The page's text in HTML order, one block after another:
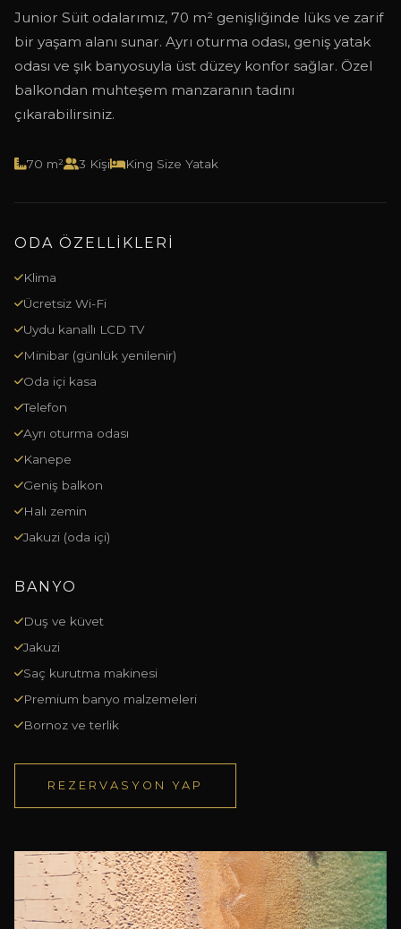
JUNIOR SÜIT
Junior Süit odalarımız, 70 m² genişliğinde lüks ve zarif
bir yaşam alanı sunar. Ayrı oturma odası, geniş yatak
odası ve şık banyosuyla üst düzey konfor sağlar. Özel
balkondan muhteşem manzaranın tadını
çıkarabilirsiniz.
70 m² 3 Kişi King Size Yatak
ODA ÖZELLIKLERI
Klima
Ücretsiz Wi-Fi
Uydu kanallı LCD TV
Minibar (günlük yenilenir)
Oda içi kasa
Telefon
Ayrı oturma odası
Kanepe
Geniş balkon
Halı zemin
Jakuzi (oda içi)
BANYO
Duş ve küvet
Jakuzi
Saç kurutma makinesi
Premium banyo malzemeleri
Bornoz ve terlik
REZERVASYON YAP